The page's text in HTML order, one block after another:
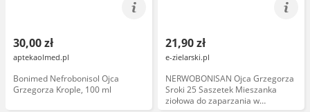
30,00 zł
aptekaolmed.pl
Bonimed Nefrobonisol Ojca
Grzegorza Krople, 100 ml
21,90 zł
e-zielarski.pl
NERWOBONISAN Ojca Grzegorza
Sroki 25 Saszetek Mieszanka
ziołowa do zaparzania w